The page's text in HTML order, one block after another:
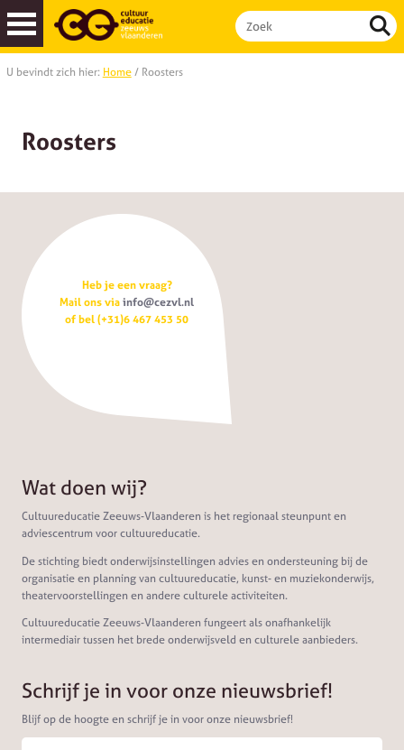
Cultuurmenu| basisscholen
U bevindt zich hier: Home/ Roosters
Roosters
Heb je een vraag?
Mail ons viainfo@cezvl.nl
of bel (+31)6 467 453 50
Wat doen wij?
Cultuureducatie Zeeuws-Vlaanderen is het regionaal steunpunt en
adviescentrum voor cultuureducatie.
De stichting biedt onderwijsinstellingen advies en ondersteuning bij de
organisatie en planning van cultuureducatie, kunst- en muziekonderwijs,
theatervoorstellingen en andere culturele activiteiten.
Cultuureducatie Zeeuws-Vlaanderen fungeert als onafhankelijk
intermediair tussen het brede onderwijsveld en culturele aanbieders.
Schrijf je in voor onze nieuwsbrief!
Blijf op de hoogte en schrijf je in voor onze nieuwsbrief!